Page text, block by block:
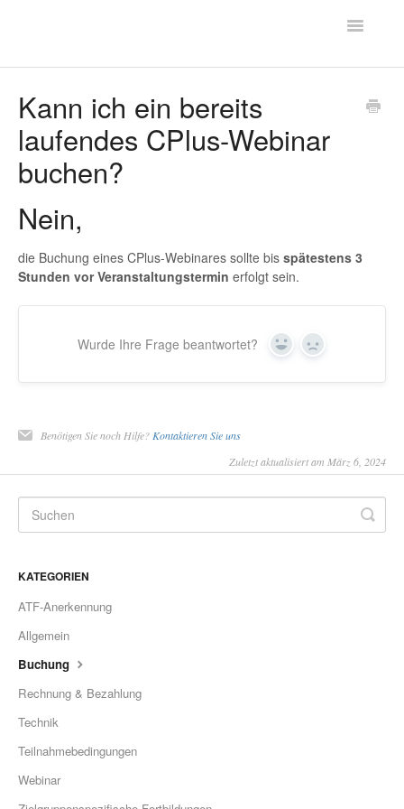
Toggle
Kontakt
Kann ich ein bereits
laufendes CPlus-Webinar
buchen?
Nein,
die Buchung eines CPlus-Webinares sollte bis spätestens 3
Stunden vor Veranstaltungstermin erfolgt sein.
Wurde Ihre Frage beantwortet? Yes No
Benötigen Sie noch Hilfe?Kontaktieren Sie uns
Zuletzt aktualisiert am März 6, 2024
KATEGORIEN
ATF-Anerkennung
Allgemein
Buchung
Rechnung & Bezahlung
Technik
Teilnahmebedingungen
Webinar